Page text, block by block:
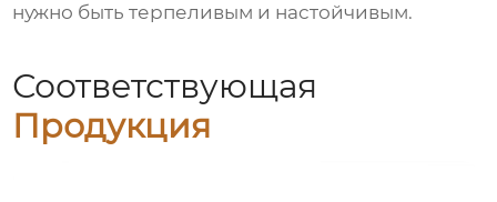
нужно быть терпеливым и настойчивым.
Соответствующая
Продукция